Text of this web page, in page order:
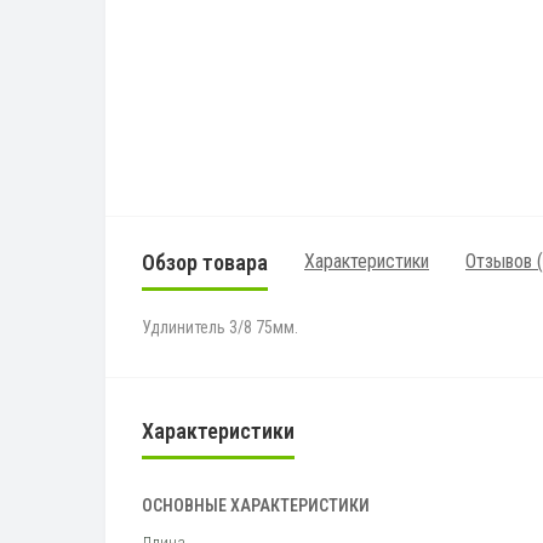
Обзор товара Характеристики Отзывов
Удлинитель 3/8 75мм.
Характеристики
ОСНОВНЫЕ ХАРАКТЕРИСТИКИ